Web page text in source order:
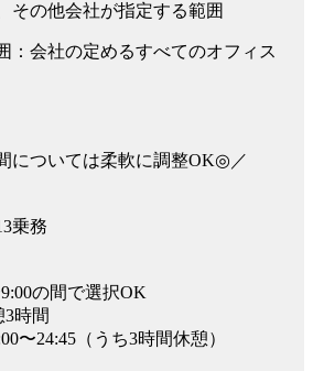
その他会社が指定する範囲
：会社の定めるすべてのオフィス
については柔軟に調整OK◎／
乗務
の間で選択OK
時間
〜24:45（うち3時間休憩）